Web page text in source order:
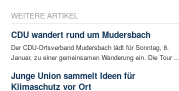
WEITERE ARTIKEL
CDU wandert rund um Mudersbach
Der CDU-Ortsverband Mudersbach lädt für Sonntag, 8.
Januar, zu einer gemeinsamen Wanderung ein. Die Tour
Junge Union sammelt Ideen für
Klimaschutz vor Ort